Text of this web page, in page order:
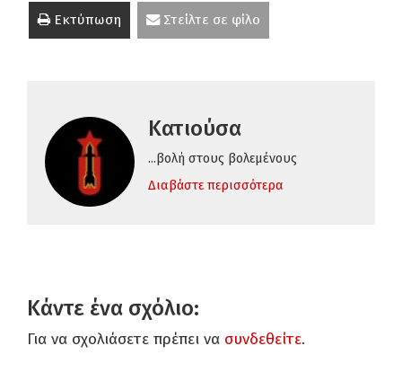
Εκτύπωση Στείλτε σε φίλο
Κατιούσα
...βολή στους βολεμένους
Διαβάστε περισσότερα
Κάντε ένα σχόλιο:
Για να σχολιάσετε πρέπει να συνδεθείτε.